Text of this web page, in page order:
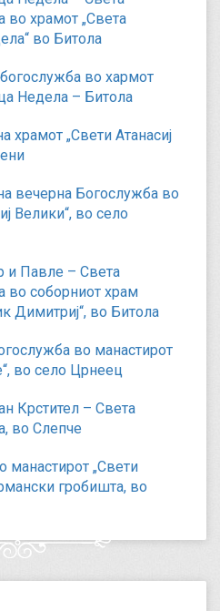
во храмот „Света
во Битола
во хармот
Недела – Битола
храмот „Свети Атанасиј
вечерна Богослужба во
Велики“, во село
и Павле – Света
во соборниот храм
Димитриј“, во Битола
во манастирот
во село Црнеец
Крстител – Света
во Слепче
манастирот „Свети
гробишта, во